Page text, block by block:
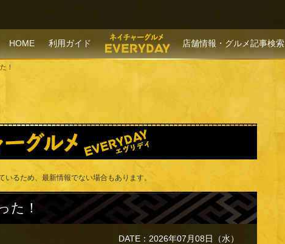
HOME 利用ガイド 店舗情報・グルメ記事検索
！
るため、最新情報でない場合もあります。
た！
DATE：2026年07月08日（水）